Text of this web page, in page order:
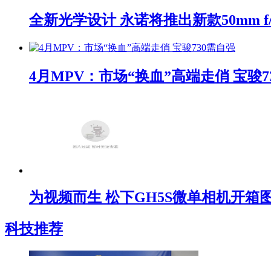
全新光学设计 永诺将推出新款50mm
4月MPV：市场“换血”高端走俏 宝骏
为视频而生 松下GH5S微单相机开箱
科技推荐